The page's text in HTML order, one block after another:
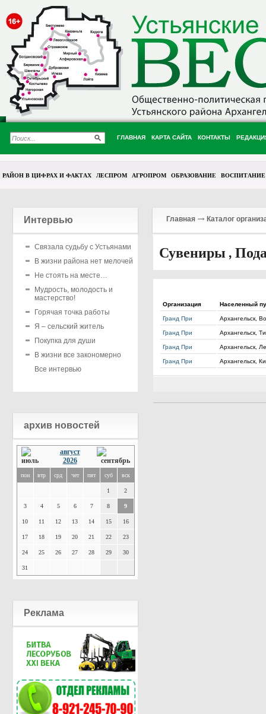
ГЛАВНАЯ КАРТА САЙТА КОНТАКТЫ
РАЙОН В ЦИФРАХ И ФАКТАХ ЛЕСПРОМ АГРОПРОМ ОБРАЗОВАНИЕ ВОСПИТАНИЕ
Интервью
Связала судьбу с Устьянами
В жизни района нет мелочей
Не стоять на месте…
Мудрость, молодость и
мастерство!
Горячая точка работы
Я – сельский житель
Покупка для души
В жизни все закономерно
Все интервью
архив новостей
август
2026
пон втр срд чет пят суб вск
1 2
3 4 5 6 7 8 9
10 11 12 13 14 15 16
17 18 19 20 21 22 23
24 25 26 27 28 29 30
31
Реклама
Главная Каталог
Сувениры ,
Организация Населенный
Гранд При Архангельск,
Гранд При Архангельск,
Гранд При Архангельск,
Гранд При Архангельск,